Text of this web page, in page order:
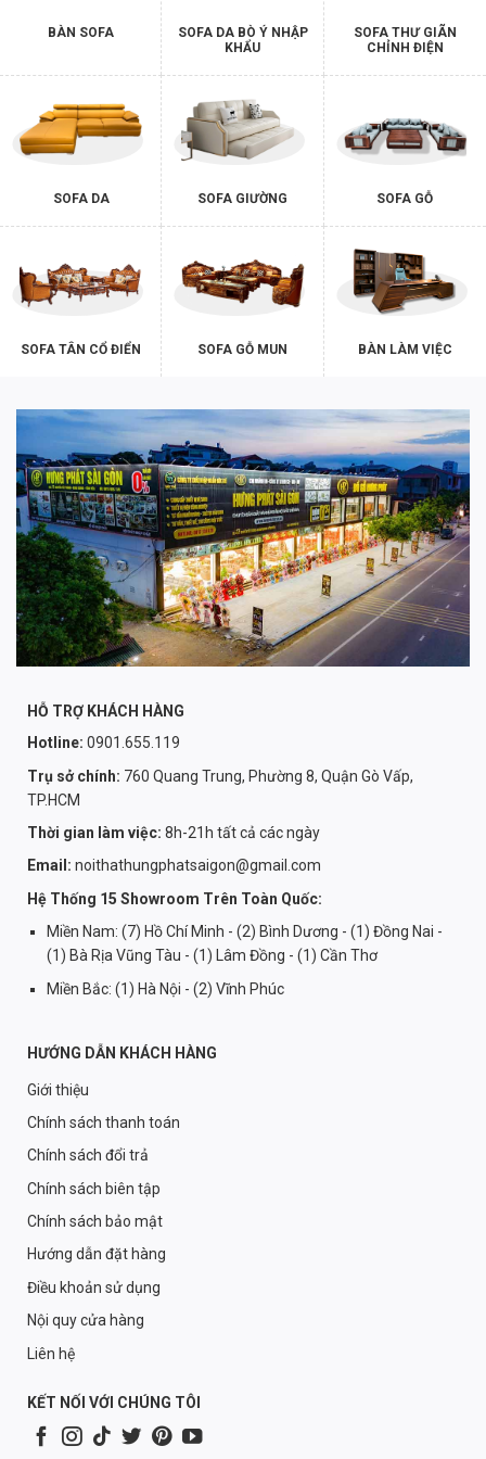
BÀN SOFA
SOFA DA BÒ Ý NHẬP
KHẨU
SOFA THƯ GIÃN
CHỈNH ĐIỆN
SOFA DA SOFA GIƯỜNG SOFA GỖ
SOFA TÂN CỔ ĐIỂN SOFA GỖ MUN BÀN LÀM VIỆC
HỖ TRỢ KHÁCH HÀNG
Hotline: 0901.655.119
Trụ sở chính: 760 Quang Trung, Phường 8, Quận Gò Vấp,
TP.HCM
Thời gian làm việc: 8h-21h tất cả các ngày
Email: noithathungphatsaigon@gmail.com
Hệ Thống 15 Showroom Trên Toàn Quốc:
Miền Nam: (7) Hồ Chí Minh - (2) Bình Dương - (1) Đồng Nai -
(1) Bà Rịa Vũng Tàu - (1) Lâm Đồng - (1) Cần Thơ
Miền Bắc: (1) Hà Nội - (2) Vĩnh Phúc
HƯỚNG DẪN KHÁCH HÀNG
Giới thiệu
Chính sách thanh toán
Chính sách đổi trả
Chính sách biên tập
Chính sách bảo mật
Hướng dẫn đặt hàng
Điều khoản sử dụng
Nội quy cửa hàng
Liên hệ
KẾT NỐI VỚI CHÚNG TÔI